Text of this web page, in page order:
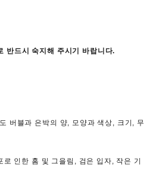
반드시 숙지해 주시기 바랍니다.
버블과 은박의 양, 모양과 색상, 크기, 무
인한 홈 및 그을림, 검은 입자, 작은 기